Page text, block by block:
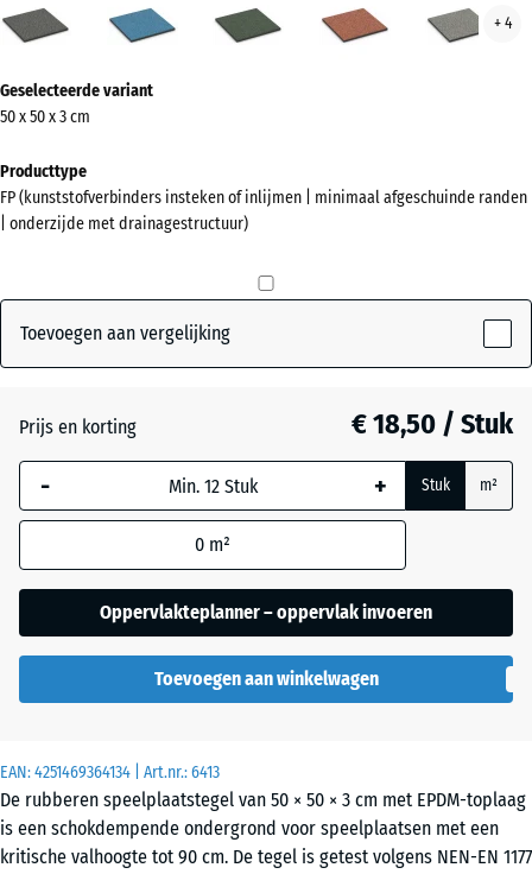
EAN:4251469364134 | Art.nr.:6413
De rubberen speelplaatstegel van 50 × 50 × 3 cm met EPDM-toplaag
is een schokdempende ondergrond voor speelplaatsen met een
kritische valhoogte tot 90 cm. De tegel is getest volgens NEN-EN 1177
graniet
gazon
+ 4
informatie
over
kleuren?
Kleurenpalet
graniet(active)
Atlantisch + € 2,20
Engels
+ € 2,20
+ € 2,20
Lavendel + € 2,20
Geselecteerde variant
50 x 50 x 3 cm
Producttype
FP (kunststofverbinders insteken of inlijmen | minimaal afgeschuinde randen
| onderzijde met drainagestructuur)
Toevoegen aan vergelijking
Prijs en korting € 18,50 / Stuk
- + Stuk m²
0 m²
Oppervlakteplanner – oppervlak invoeren
Toevoegen aan winkelwagen